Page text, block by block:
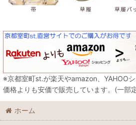
※京都室町st.が楽天やamazon、YAHOO
価格よりも安価で販売しています。(一部
ホーム